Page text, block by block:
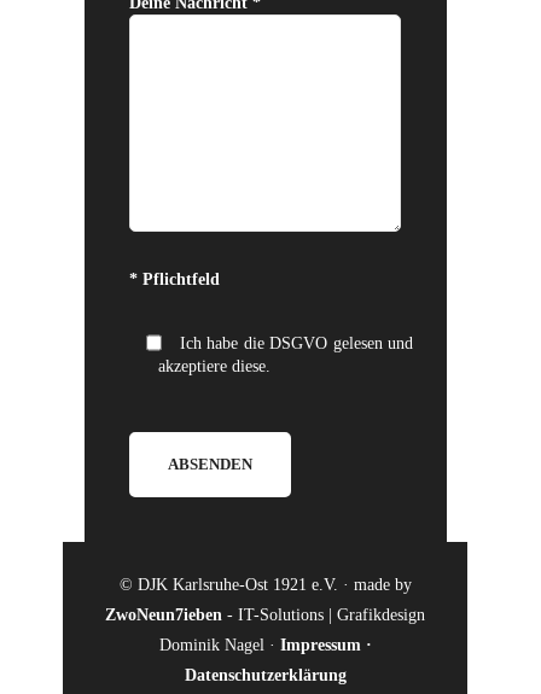
Bitte lasse dieses Feld leer.
* Pflichtfeld
Ich habe die DSGVO gelesen und
akzeptiere diese.
© DJK Karlsruhe-Ost 1921 e.V. · made by
ZwoNeun7ieben - IT-Solutions | Grafikdesign
Dominik Nagel · Impressum ·
Datenschutzerklärung